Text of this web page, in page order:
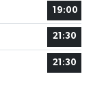
19:00
21:30
21:30